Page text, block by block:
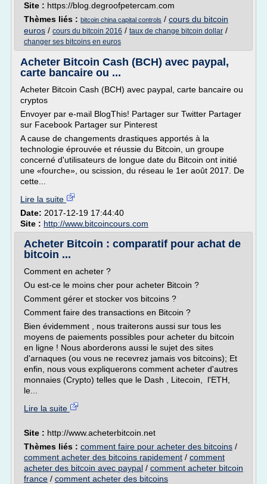
Site : https://blog.degroofpetercam.com
Thèmes liés : bitcoin china capital controls / cours du bitcoin
euros / cours du bitcoin 2016 / taux de change bitcoin dollar /
changer ses bitcoins en euros
Acheter Bitcoin Cash (BCH) avec paypal,
carte bancaire ou ...
Acheter Bitcoin Cash (BCH) avec paypal, carte bancaire ou
cryptos
Envoyer par e-mail BlogThis! Partager sur Twitter Partager
sur Facebook Partager sur Pinterest
A cause de changements drastiques apportés à la
technologie éprouvée et réussie du Bitcoin, un groupe
concerné d'utilisateurs de longue date du Bitcoin ont initié
une «fourche», ou scission, du réseau le 1er août 2017. De
cette...
Lire la suite
Date: 2017-12-19 17:44:40
Site : http://www.bitcoincours.com
Acheter Bitcoin : comparatif pour achat de
bitcoin ...
Comment en acheter ?
Ou est-ce le moins cher pour acheter Bitcoin ?
Comment gérer et stocker vos bitcoins ?
Comment faire des transactions en Bitcoin ?
Bien évidemment , nous traiterons aussi sur tous les
moyens de paiements possibles pour acheter du bitcoin
en ligne ! Nous aborderons aussi le sujet des sites
d'arnaques (ou vous ne recevrez jamais vos bitcoins); Et
enfin, nous vous expliquerons comment acheter d'autres
monnaies (Crypto) telles que le Dash , Litecoin, l'ETH,
le...
Lire la suite
Site : http://www.acheterbitcoin.net
Thèmes liés : comment faire pour acheter des bitcoins /
comment acheter des bitcoins rapidement / comment
acheter des bitcoin avec paypal / comment acheter bitcoin
france / comment acheter des bitcoins